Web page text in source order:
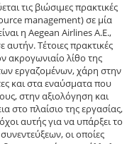
τις βιώσιμες πρακτικές
management) σε μία
η Aegean Airlines Α.Ε.,
Τέτοιες πρακτικές
ακρογωνιαίο λίθο της
εργαζομένων, χάρη στην
και στα εναύσματα που
στην αξιολόγηση και
στο πλαίσιο της εργασίας,
αυτής για να υπάρξει το
οι οποίες